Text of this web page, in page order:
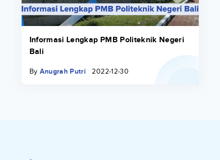
Informasi Lengkap PMB Politeknik Negeri
Bali
By Anugrah Putri 2022-12-30